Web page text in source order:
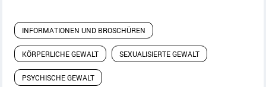
INFORMATIONEN UND BROSCHÜREN
KÖRPERLICHE GEWALT SEXUALISIERTE GEWALT
PSYCHISCHE GEWALT